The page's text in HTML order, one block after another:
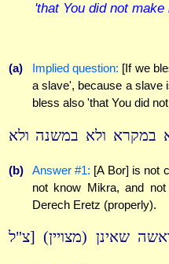
'that You did not make
(a) Implied question: [If we
a slave', because a slave
bless also 'that You did
במקרא ולא במשנה ולא
(b) Answer #1: [A Bor] is not
not know Mikra, and
Derech Eretz (properly).
שאינן (מצויין) [צ"ל